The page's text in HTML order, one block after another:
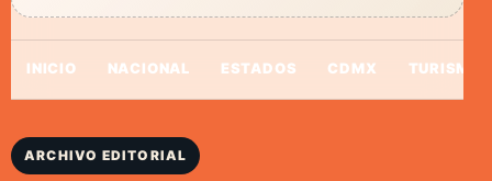
INICIO NACIONAL ESTADOS CDMX TURISMO
ARCHIVO EDITORIAL